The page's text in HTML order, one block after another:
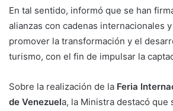
En tal sentido, informó que se han
alianzas con cadenas internacionales
promover la transformación y el
turismo, con el fin de impulsar la
Sobre la realización de la Feria
de Venezuela, la Ministra destacó que